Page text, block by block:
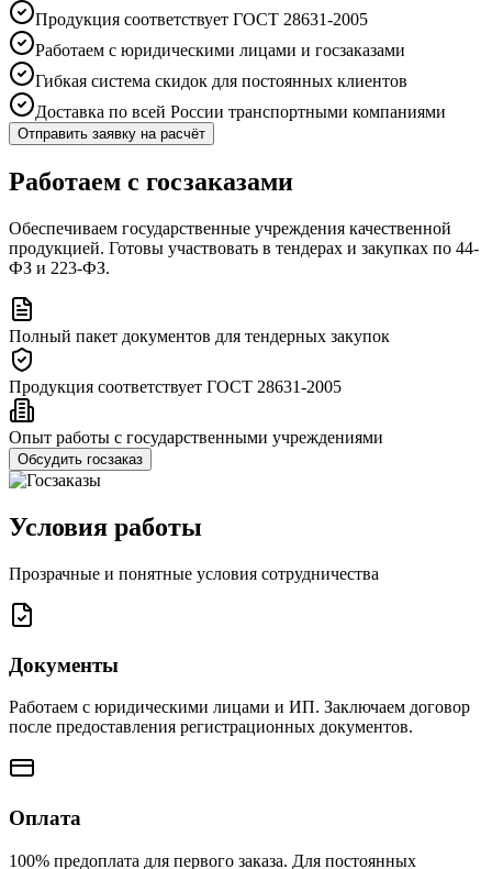
Продукция соответствует ГОСТ 28631-2005
Работаем с юридическими лицами и госзаказами
Гибкая система скидок для постоянных клиентов
Доставка по всей России транспортными компаниями
Отправить заявку на расчёт
Работаем с госзаказами
Обеспечиваем государственные учреждения качественной
продукцией. Готовы участвовать в тендерах и закупках по 44-
ФЗ и 223-ФЗ.
Полный пакет документов для тендерных закупок
Продукция соответствует ГОСТ 28631-2005
Опыт работы с государственными учреждениями
Обсудить госзаказ
Условия работы
Прозрачные и понятные условия сотрудничества
Документы
Работаем с юридическими лицами и ИП. Заключаем договор
после предоставления регистрационных документов.
Оплата
100% предоплата для первого заказа. Для постоянных